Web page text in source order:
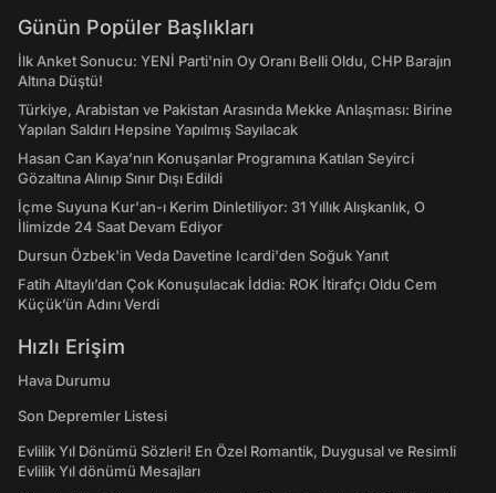
Günün Popüler Başlıkları
İlk Anket Sonucu: YENİ Parti'nin Oy Oranı Belli Oldu, CHP Barajın
Altına Düştü!
Türkiye, Arabistan ve Pakistan Arasında Mekke Anlaşması: Birine
Yapılan Saldırı Hepsine Yapılmış Sayılacak
Hasan Can Kaya’nın Konuşanlar Programına Katılan Seyirci
Gözaltına Alınıp Sınır Dışı Edildi
İçme Suyuna Kur'an-ı Kerim Dinletiliyor: 31 Yıllık Alışkanlık, O
İlimizde 24 Saat Devam Ediyor
Dursun Özbek'in Veda Davetine Icardi'den Soğuk Yanıt
Fatih Altaylı’dan Çok Konuşulacak İddia: ROK İtirafçı Oldu Cem
Küçük’ün Adını Verdi
Hızlı Erişim
Hava Durumu
Son Depremler Listesi
Evlilik Yıl Dönümü Sözleri! En Özel Romantik, Duygusal ve Resimli
Evlilik Yıl dönümü Mesajları